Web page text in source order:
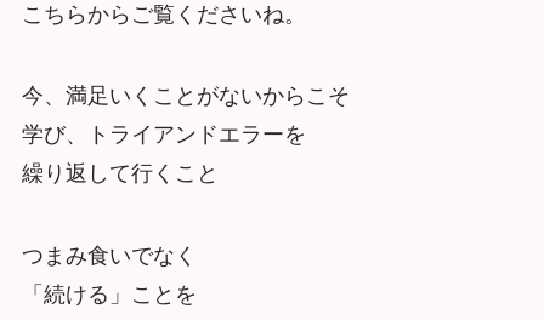
こちらからご覧くださいね。
今、満足いくことがないからこそ
学び、トライアンドエラーを
繰り返して行くこと
つまみ食いでなく
「続ける」ことを